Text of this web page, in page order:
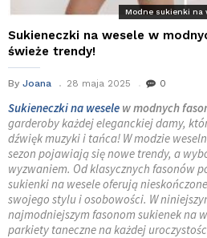
Modne sukienki na
Sukieneczki na wesele w
świeże trendy!
By Joana 28 maja 2025 0
Sukieneczki na wesele w modnych
garderoby każdej eleganckiej damy,
dźwięk muzyki i tańca! W modzie
sezon pojawiają się nowe trendy, a
wyzwaniem. Od klasycznych fasonów
sukienki na wesele oferują
swojego stylu i osobowości. W
najmodniejszym fasonom sukienek na
parkiety taneczne na każdej